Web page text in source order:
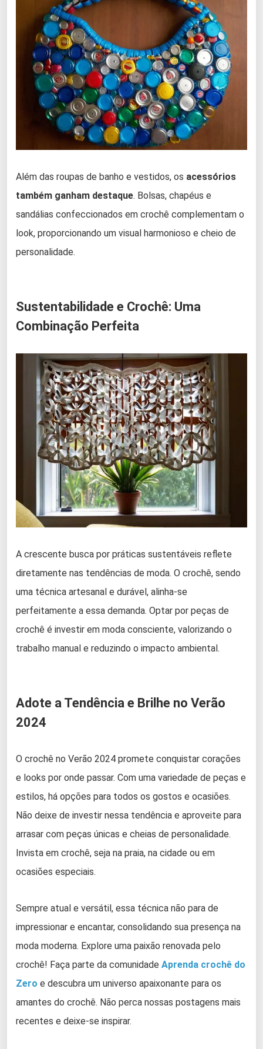
Além das roupas de banho e vestidos, os acessórios
também ganham destaque. Bolsas, chapéus e
sandálias confeccionados em crochê complementam o
look, proporcionando um visual harmonioso e cheio de
personalidade.
Sustentabilidade e Crochê: Uma
Combinação Perfeita
A crescente busca por práticas sustentáveis reflete
diretamente nas tendências de moda. O crochê, sendo
uma técnica artesanal e durável, alinha-se
perfeitamente a essa demanda. Optar por peças de
crochê é investir em moda consciente, valorizando o
trabalho manual e reduzindo o impacto ambiental.
Adote a Tendência e Brilhe no Verão
2024
O crochê no Verão 2024 promete conquistar corações
e looks por onde passar. Com uma variedade de peças e
estilos, há opções para todos os gostos e ocasiões.
Não deixe de investir nessa tendência e aproveite para
arrasar com peças únicas e cheias de personalidade.
Invista em crochê, seja na praia, na cidade ou em
ocasiões especiais.
Sempre atual e versátil, essa técnica não para de
impressionar e encantar, consolidando sua presença na
moda moderna. Explore uma paixão renovada pelo
crochê! Faça parte da comunidade Aprenda crochê do
Zero e descubra um universo apaixonante para os
amantes do crochê. Não perca nossas postagens mais
recentes e deixe-se inspirar.